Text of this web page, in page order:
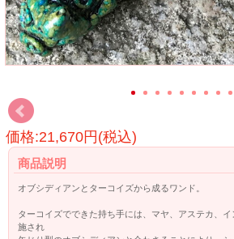
価格:21,670円(税込)
商品説明
オブシディアンとターコイズから成るワンド。
ターコイズでできた持ち手には、マヤ、アステカ、
施され